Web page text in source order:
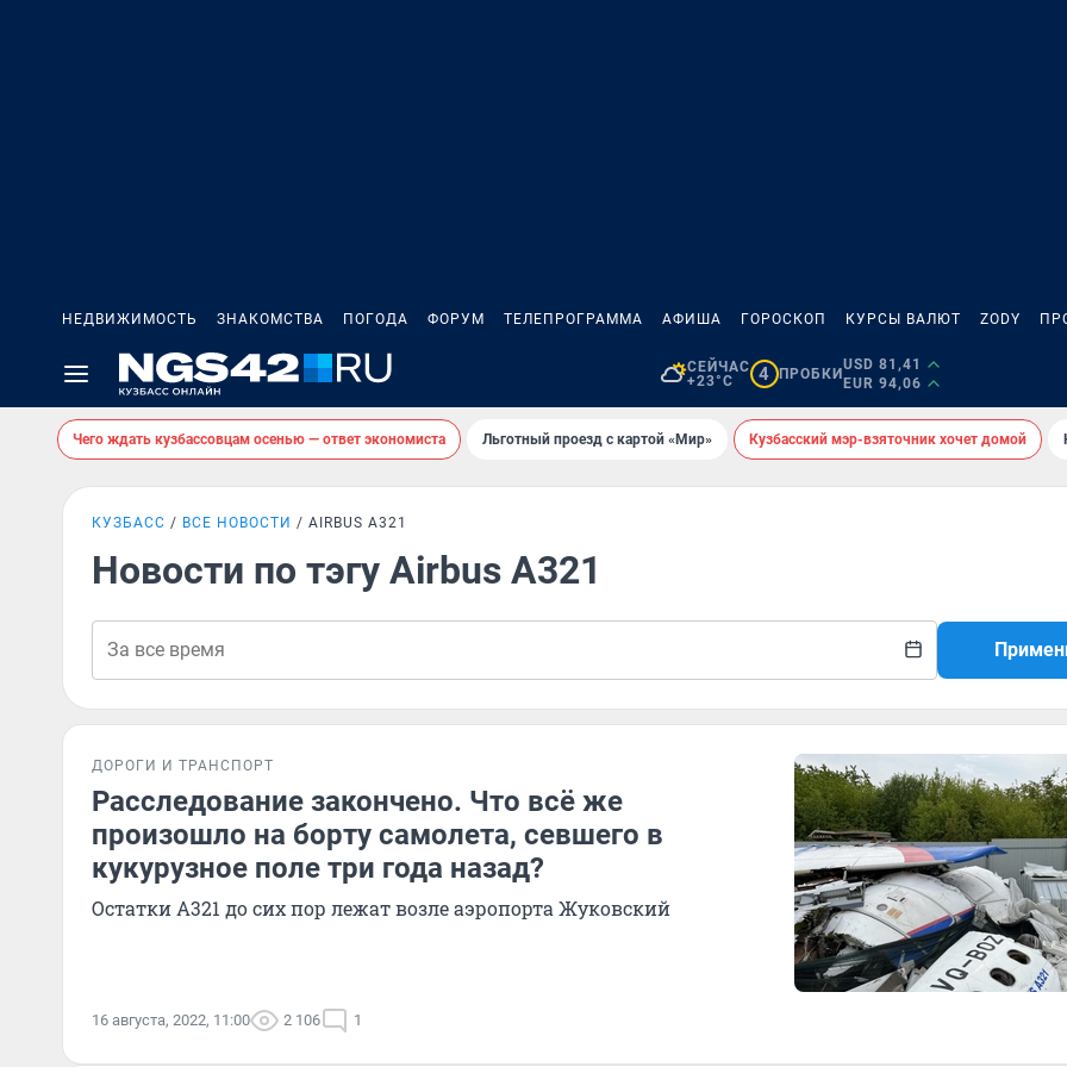
НЕДВИЖИМОСТЬ ЗНАКОМСТВА ПОГОДА ФОРУМ ТЕЛЕПРОГРАММА АФИША ГОРОСКОП КУРСЫ ВАЛЮТ ZODY
СЕЙЧАС
+23°C
4 ПРОБКИ
USD 81,41
EUR 94,06
Чего ждать кузбассовцам осенью — ответ экономиста Льготный проезд с картой «Мир» Кузбасский мэр-взяточник хочет домой
КУЗБАСС ВСЕ НОВОСТИ AIRBUS A321
Новости по тэгу Airbus A321
ДОРОГИ И ТРАНСПОРТ
Расследование закончено. Что всё же
произошло на борту самолета, севшего в
кукурузное поле три года назад?
Остатки A321 до сих пор лежат возле аэропорта Жуковский
16 августа, 2022, 11:00 2 106 1